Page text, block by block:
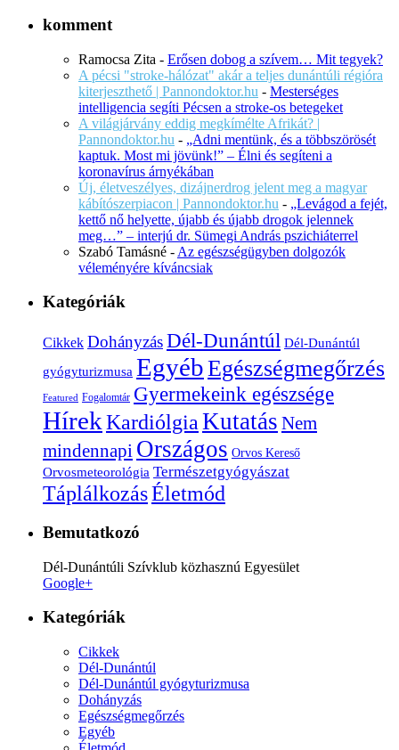
komment
Ramocsa Zita - Erősen dobog a szívem… Mit tegyek?
A pécsi "stroke-hálózat" akár a teljes dunántúli régióra
kiterjeszthető | Pannondoktor.hu - Mesterséges
intelligencia segíti Pécsen a stroke-os betegeket
A világjárvány eddig megkímélte Afrikát? |
Pannondoktor.hu - „Adni mentünk, és a többszörösét
kaptuk. Most mi jövünk!” – Élni és segíteni a
koronavírus árnyékában
Új, életveszélyes, dizájnerdrog jelent meg a magyar
kábítószerpiacon | Pannondoktor.hu - „Levágod a fejét,
kettő nő helyette, újabb és újabb drogok jelennek
meg…” – interjú dr. Sümegi András pszichiáterrel
Szabó Tamásné - Az egészségügyben dolgozók
véleményére kíváncsiak
Kategóriák
Cikkek DohányzásDél-Dunántúl Dél-Dunántúl
gyógyturizmusa EgyébEgészségmegőrzés
Featured Fogalomtár Gyermekeink egészsége
HírekKardiólgia Kutatás Nem
mindennapi Országos Orvos Kereső
Orvosmeteorológia Természetgyógyászat
TáplálkozásÉletmód
Bemutatkozó
Dél-Dunántúli Szívklub közhasznú Egyesület
Google+
Kategóriák
Cikkek
Dél-Dunántúl
Dél-Dunántúl gyógyturizmusa
Dohányzás
Egészségmegőrzés
Egyéb